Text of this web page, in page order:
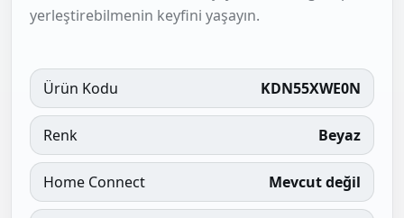
yerleştirebilmenin keyfini yaşayın.
Ürün Kodu KDN55XWE0N
Renk Beyaz
Home Connect Mevcut değil